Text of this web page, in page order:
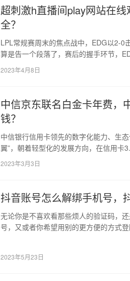
超刺激h直播间play网站在
全？
LPL常规赛周末的焦点战中，EDG以2-0
算是告一个段落了，赛后的握手环节，
一个…
2023年4月8日
中信京东联名白金卡年费，
钱？
中信银行信用卡领先的数字化能力、生
翼”，朝着轻型化的发展方向，在信用卡
图景中的一道坚实的护…
2023年3月3日
抖音账号怎么解绑手机号，
无论你是不喜欢看那些烦人的验证码，
号，又或者你希望用别的更方便的方式
2023年5月23日